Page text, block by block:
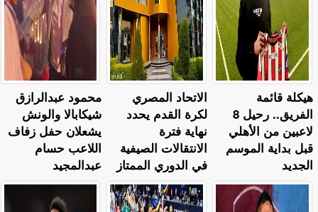
محمود عبدالرازق
شيكابالا والونش
يشعلان حفل زفاف
اللاعب حسام
عبدالمجيد
الاتحاد المصري
لكرة القدم يحدد
نهاية فترة
الانتقالات الصيفية
في الدوري الممتاز
هيكلة قائمة
الفريق.. رحيل 8
لاعبين من الأهلي
قبل بداية الموسم
الجديد